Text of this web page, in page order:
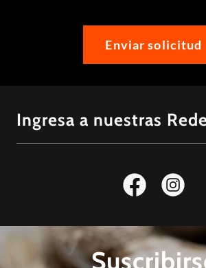
Enviar solicitud
Ingresa a nuestras